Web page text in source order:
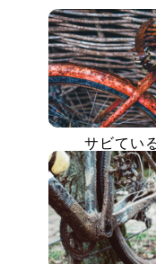
サビてい